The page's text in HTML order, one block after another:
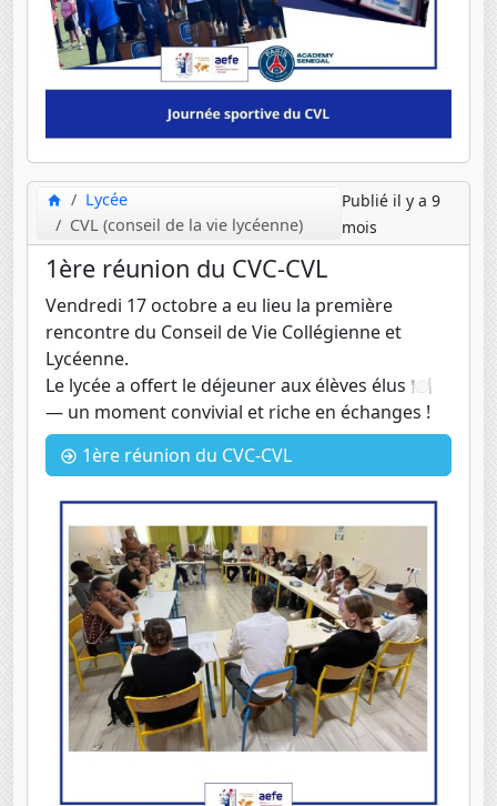
Lycée
CVL (conseil de la vie lycéenne)
Publié il y a 9
mois
1ère réunion du CVC-CVL
Vendredi 17 octobre a eu lieu la première
rencontre du Conseil de Vie Collégienne et
Lycéenne.
Le lycée a offert le déjeuner aux élèves élus 🍽️
— un moment convivial et riche en échanges !
1ère réunion du CVC-CVL